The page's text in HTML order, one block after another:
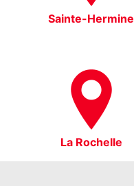
Sainte-Hermine
La Rochelle